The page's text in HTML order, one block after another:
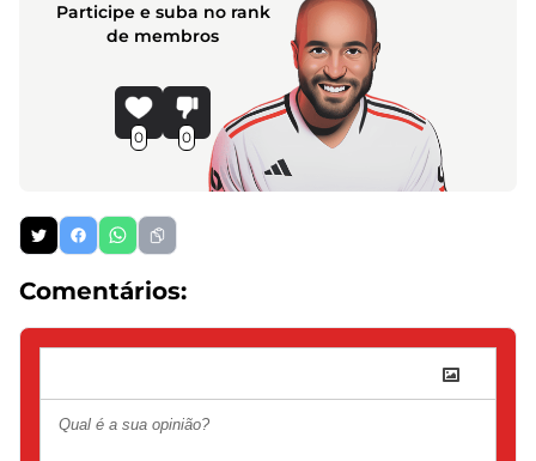
Participe e suba no rank
de membros
0 0
Comentários: